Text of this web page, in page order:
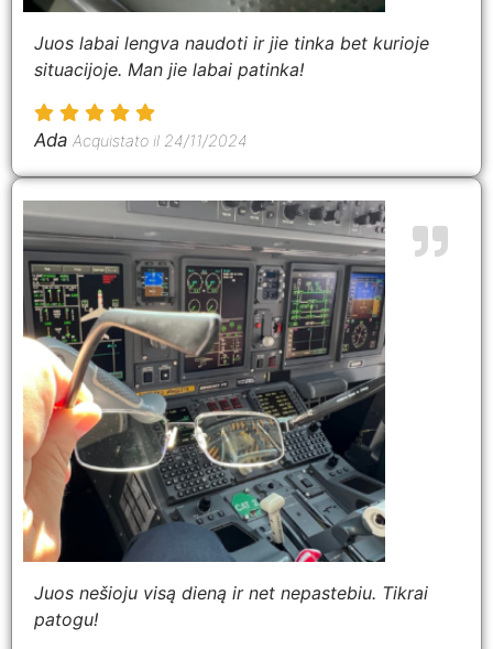
Juos labai lengva naudoti ir jie tinka bet kurioje
situacijoje. Man jie labai patinka!
Ada Acquistato il 24/11/2024
Juos nešioju visą dieną ir net nepastebiu. Tikrai
patogu!